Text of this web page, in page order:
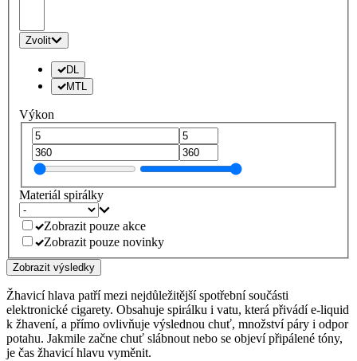
Zvolit
DL
MTL
Výkon
Materiál spirálky
Zobrazit pouze akce
Zobrazit pouze novinky
Zobrazit výsledky
Žhavicí hlava patří mezi nejdůležitější spotřební součásti
elektronické cigarety. Obsahuje spirálku i vatu, která přivádí e-liquid
k žhavení, a přímo ovlivňuje výslednou chuť, množství páry i odpor
potahu. Jakmile začne chuť slábnout nebo se objeví připálené tóny,
je čas žhavicí hlavu vyměnit.